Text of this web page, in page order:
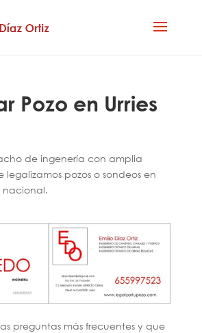
Pozo en Urries
de ingenería con amplia
pozos o sondeos en
nacional.
preguntas más frecuentes y que